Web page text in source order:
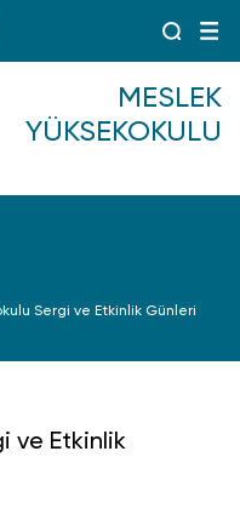
MESLEK
YÜKSEKOKULU
Sergi ve Etkinlik Günleri
ve Etkinlik